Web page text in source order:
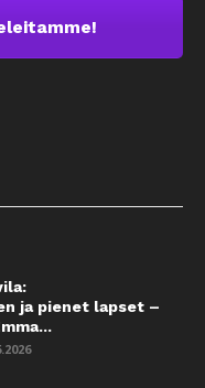
ja pienet lapset –